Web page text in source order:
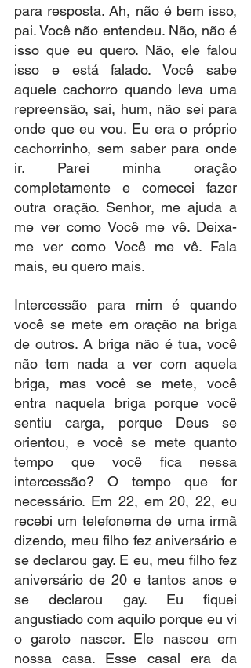
para resposta. Ah, não é bem isso,
pai. Você não entendeu. Não, não é
isso que eu quero. Não, ele falou
isso e está falado. Você sabe
aquele cachorro quando leva uma
repreensão, sai, hum, não sei para
onde que eu vou. Eu era o próprio
cachorrinho, sem saber para onde
ir. Parei minha oração
completamente e comecei fazer
outra oração. Senhor, me ajuda a
me ver como Você me vê. Deixa-
me ver como Você me vê. Fala
mais, eu quero mais.
Intercessão para mim é quando
você se mete em oração na briga
de outros. A briga não é tua, você
não tem nada a ver com aquela
briga, mas você se mete, você
entra naquela briga porque você
sentiu carga, porque Deus se
orientou, e você se mete quanto
tempo que você fica nessa
intercessão? O tempo que for
necessário. Em 22, em 20, 22, eu
recebi um telefonema de uma irmã
dizendo, meu filho fez aniversário e
se declarou gay. E eu, meu filho fez
aniversário de 20 e tantos anos e
se declarou gay. Eu fiquei
angustiado com aquilo porque eu vi
o garoto nascer. Ele nasceu em
nossa casa. Esse casal era da